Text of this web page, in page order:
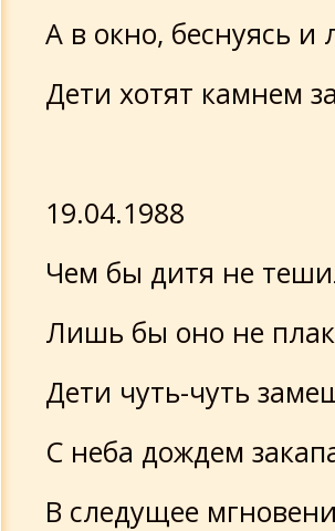
А в окно, беснуясь и
Дети хотят камнем
19.04.1988
Чем бы дитя не
Лишь бы оно не
Дети чуть-чуть
С неба дождем
В следущее